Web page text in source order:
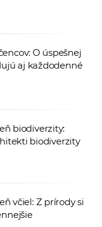
O úspešnej
aj každodenné
biodiverzity:
biodiverzity
včiel: Z prírody si